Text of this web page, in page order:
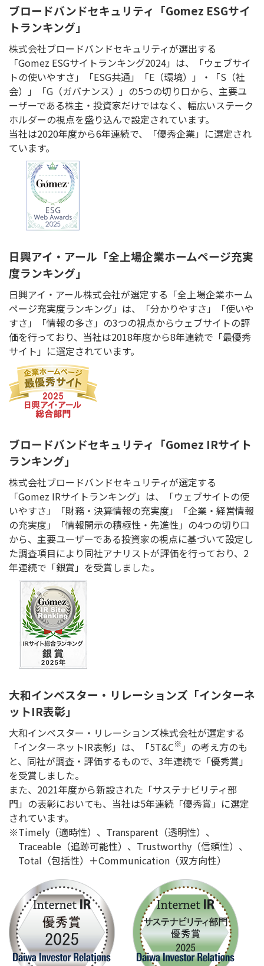
ブロードバンドセキュリティ「Gomez ESGサイ
トランキング」
株式会社ブロードバンドセキュリティが選出する
「Gomez ESGサイトランキング2024」は、「ウェブサイ
トの使いやすさ」「ESG共通」「E（環境）」・「S（社
会）」「G（ガバナンス）」の5つの切り口から、主要ユ
ーザーである株主・投資家だけではなく、幅広いステーク
ホルダーの視点を盛り込んで設定されています。
当社は2020年度から6年連続で、「優秀企業」に選定され
ています。
日興アイ・アール「全上場企業ホームページ充実
度ランキング」
日興アイ・アール株式会社が選定する「全上場企業ホーム
ページ充実度ランキング」は、「分かりやすさ」「使いや
すさ」「情報の多さ」の3つの視点からウェブサイトの評
価を行っており、当社は2018年度から8年連続で「最優秀
サイト」に選定されています。
ブロードバンドセキュリティ「Gomez IRサイト
ランキング」
株式会社ブロードバンドセキュリティが選定する
「Gomez IRサイトランキング」は、「ウェブサイトの使
いやすさ」「財務・決算情報の充実度」「企業・経営情報
の充実度」「情報開示の積極性・先進性」の4つの切り口
から、主要ユーザーである投資家の視点に基づいて設定し
た調査項目により同社アナリストが評価を行っており、2
年連続で「銀賞」を受賞しました。
大和インベスター・リレーションズ「インターネ
ットIR表彰」
大和インベスター・リレーションズ株式会社が選定する
「インターネットIR表彰」は、「5T&C※ 」の考え方のも
と、同社が調査・評価するもので、3年連続で「優秀賞」
を受賞しました。
また、2021年度から新設された「サステナビリティ部
門」の表彰においても、当社は5年連続「優秀賞」に選定
されています。
Timely（適時性）、Transparent（透明性）、
Traceable（追跡可能性）、Trustworthy（信頼性）、
Total（包括性）＋Communication（双方向性）